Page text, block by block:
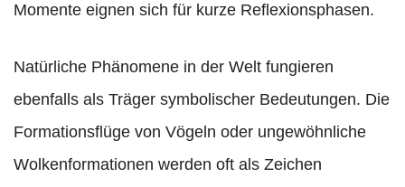
Momente eignen sich für kurze Reflexionsphasen.
Natürliche Phänomene in der Welt fungieren
ebenfalls als Träger symbolischer Bedeutungen. Die
Formationsflüge von Vögeln oder ungewöhnliche
Wolkenformationen werden oft als Zeichen